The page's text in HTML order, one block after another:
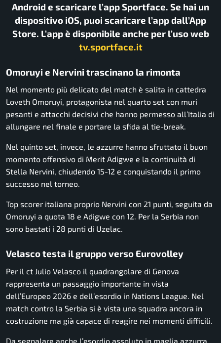
Android e scaricare l’app Sportface. Se hai un
dispositivo iOS, puoi scaricare l’app dall’App
Store. L’app è disponibile anche per l’uso web
tv.sportface.it
Omoruyi e Nervini trascinano la rimonta
Nel momento più delicato del match è salita in cattedra
Loveth Omoruyi, protagonista nel quarto set con muri
pesanti e attacchi decisivi che hanno permesso all’Italia di
allungare nel finale e portare la sfida al tie-break.
Nel quinto set, invece, le azzurre hanno sfruttato il buon
momento offensivo di Merit Adigwe e la continuità di
Stella Nervini, chiudendo 15-12 e conquistando il primo
successo nel torneo.
Top scorer italiana proprio Nervini con 21 punti, seguita da
Omoruyi a quota 18 e Adigwe con 12. Per la Serbia non
sono bastati i 28 punti di Uzelac.
Velasco testa il gruppo verso Eurovolley
Per il ct Julio Velasco il quadrangolare di Genova
rappresenta un passaggio importante in vista
dell’Europeo 2026 e dell’esordio in Nations League. Nel
match contro la Serbia si è vista una squadra ancora in
costruzione ma già capace di reagire nei momenti difficili.
Da segnalare anche l’esordio assoluto in maglia azzurra